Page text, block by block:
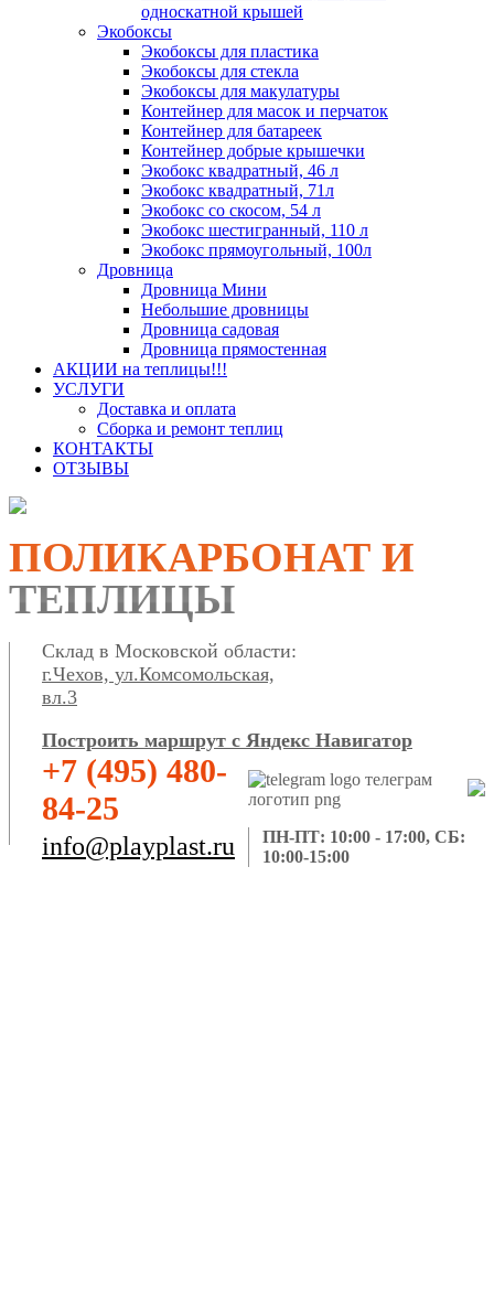
односкатной крышей
Экобоксы
Экобоксы для пластика
Экобоксы для стекла
Экобоксы для макулатуры
Контейнер для масок и перчаток
Контейнер для батареек
Контейнер добрые крышечки
Экобокс квадратный, 46 л
Экобокс квадратный, 71л
Экобокс со скосом, 54 л
Экобокс шестигранный, 110 л
Экобокс прямоугольный, 100л
Дровница
Дровница Мини
Небольшие дровницы
Дровница садовая
Дровница прямостенная
АКЦИИ на теплицы!!!
УСЛУГИ
Доставка и оплата
Сборка и ремонт теплиц
КОНТАКТЫ
ОТЗЫВЫ
ПОЛИКАРБОНАТ И
ТЕПЛИЦЫ
Склад в Московской области:
г.Чехов, ул.Комсомольская,
вл.3
Построить маршрут с Яндекс Навигатор
+7 (495) 480-
84-25
info@playplast.ru
ПН-ПТ: 10:00 - 17:00, СБ:
10:00-15:00